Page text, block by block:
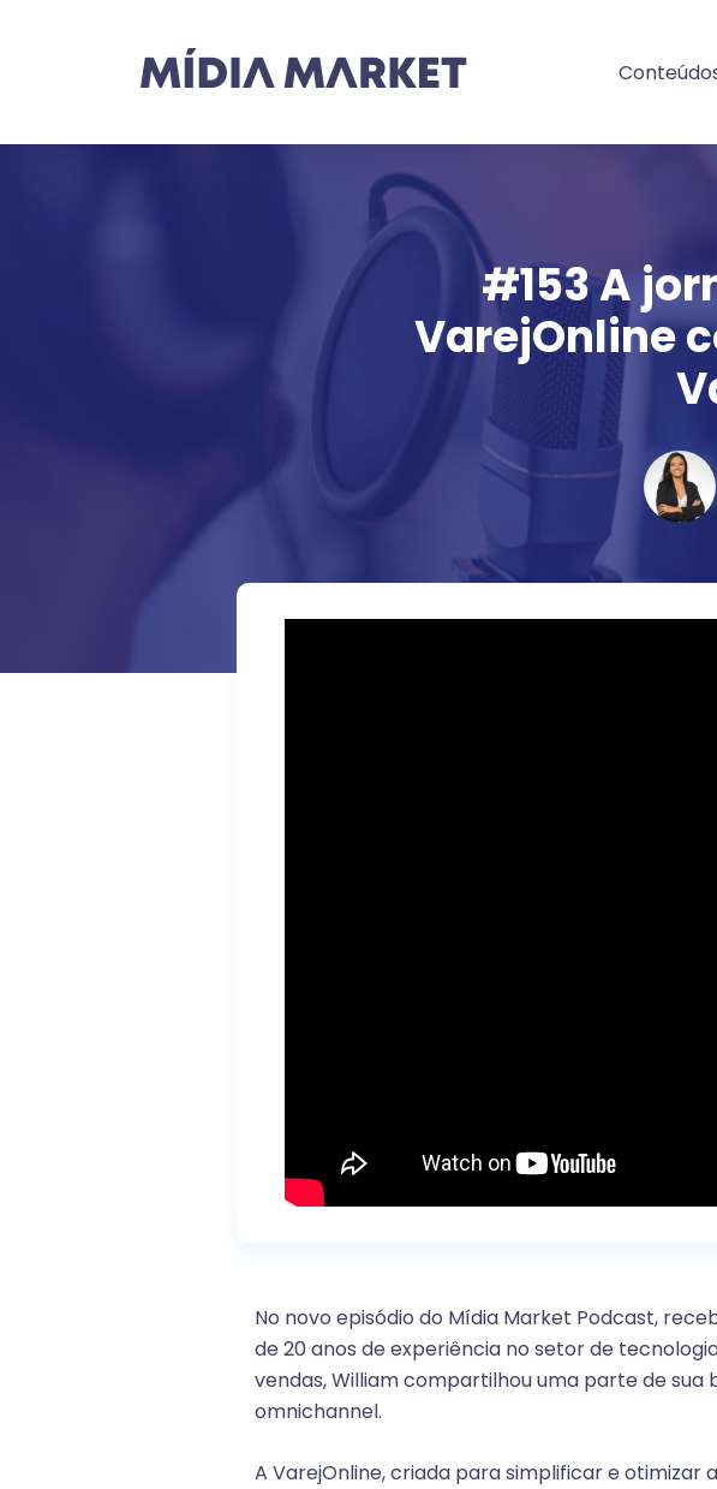
#153 A
VarejOnline
No novo episódio do Mídia Market Podcast,
de 20 anos de experiência no setor de
vendas, William compartilhou uma parte de
omnichannel.
A VarejOnline, criada para simplificar e